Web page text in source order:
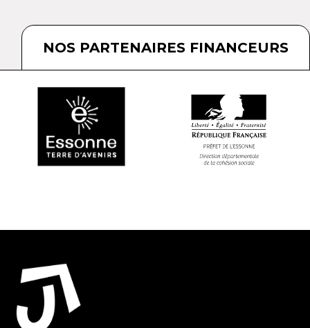
NOS PARTENAIRES FINANCEURS